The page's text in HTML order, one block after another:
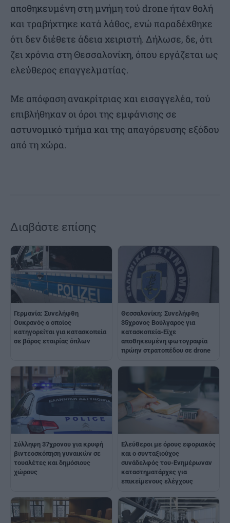
αποθηκευμένη στη μνήμη τού drone ήταν θολή
και τραβήχτηκε κατά λάθος, ενώ παραδέχθηκε
ότι δεν διέθετε άδεια χειριστή. Δήλωσε, δε, ότι
ζει χρόνια στη Θεσσαλονίκη, όπου εργάζεται ως
ελεύθερος επαγγελματίας.
Με απόφαση ανακρίτριας και εισαγγελέα, τού
επιβλήθηκαν οι όροι της εμφάνισης σε
αστυνομικό τμήμα και της απαγόρευσης εξόδου
από τη χώρα.
Διαβάστε επίσης
Γερμανία: Συνελήφθη
Ουκρανός ο οποίος
κατηγορείται για κατασκοπεία
σε βάρος εταιρίας όπλων
Θεσσαλονίκη: Συνελήφθη
35χρονος Βούλγαρος για
κατασκοπεία-Είχε
αποθηκευμένη φωτογραφία
πρώην στρατοπέδου σε drone
Σύλληψη 37χρονου για κρυφή
βιντεοσκόπηση γυναικών σε
τουαλέτες και δημόσιους
χώρους
Ελεύθεροι με όρους εφοριακός
και ο συνταξιούχος
συνάδελφός του-Ενημέρωναν
καταστηματάρχες για
επικείμενους ελέγχους